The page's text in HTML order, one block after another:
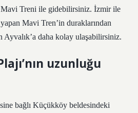
Treni ile gidebilirsiniz. İzmir ile
Mavi Tren’in duraklarından
daha kolay ulaşabilirsiniz.
uzunluğu
bağlı Küçükköy beldesindeki